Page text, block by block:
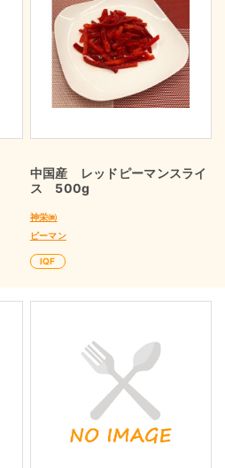
中国産 レッドピーマンスライ
ス 500g
神栄㈱
ピーマン
IQF